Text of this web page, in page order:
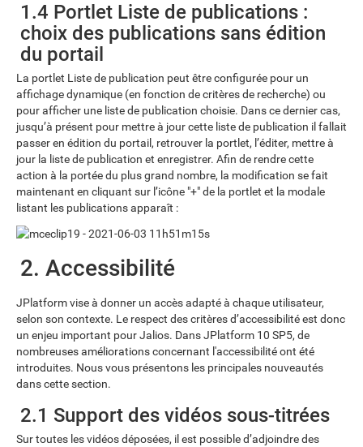
1.4 Portlet Liste de publications :
choix des publications sans édition
du portail
La portlet Liste de publication peut être configurée pour un
affichage dynamique (en fonction de critères de recherche) ou
pour afficher une liste de publication choisie. Dans ce dernier cas,
jusqu’à présent pour mettre à jour cette liste de publication il fallait
passer en édition du portail, retrouver la portlet, l’éditer, mettre à
jour la liste de publication et enregistrer. Afin de rendre cette
action à la portée du plus grand nombre, la modification se fait
maintenant en cliquant sur l’icône "+" de la portlet et la modale
listant les publications apparaît :
2. Accessibilité
JPlatform vise à donner un accès adapté à chaque utilisateur,
selon son contexte. Le respect des critères d’accessibilité est donc
un enjeu important pour Jalios. Dans JPlatform 10 SP5, de
nombreuses améliorations concernant l'accessibilité ont été
introduites. Nous vous présentons les principales nouveautés
dans cette section.
2.1 Support des vidéos sous-titrées
Sur toutes les vidéos déposées, il est possible d’adjoindre des